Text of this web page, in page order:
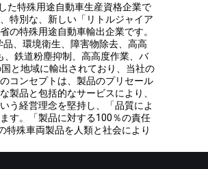
た特殊用途自動車生産資格企業で
特別な、新しい「リトルジャイア
の特殊用途自動車輸出企業です。
、環境衛生、障害物除去、高高
、鉄道粉塵抑制、高高度作業、バ
と地域に輸出されており、当社の
コンセプトは、製品のプリセール
製品と包括的なサービスにより、
う経営理念を堅持し、「品質によ
す。「製品に対する100％の責任
特殊車両製品を人類と社会により